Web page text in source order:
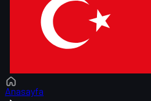
Anasayfa